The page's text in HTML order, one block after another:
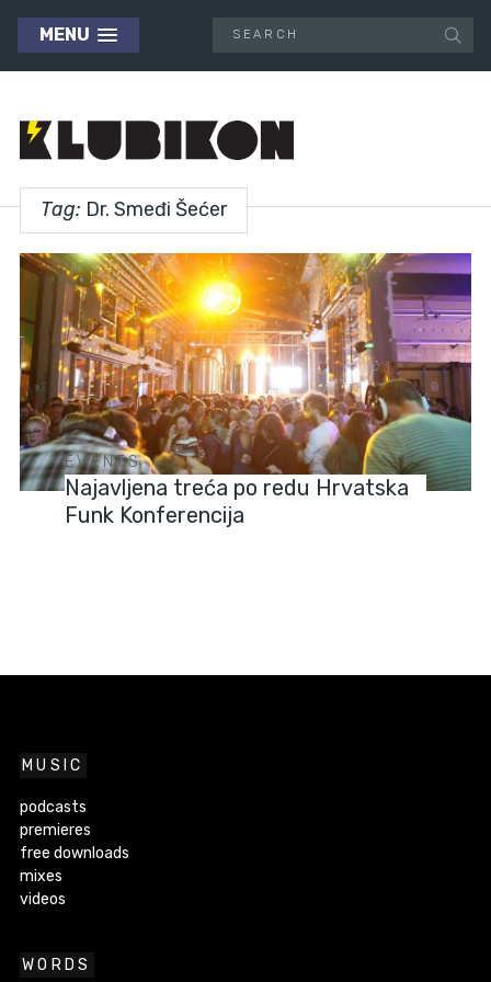
MENU
Tag: Dr. Smeđi Šećer
EVENTS
Najavljena treća po redu Hrvatska
Funk Konferencija
MUSIC
podcasts
premieres
free downloads
mixes
videos
WORDS